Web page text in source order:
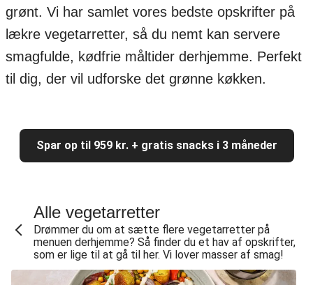
grønt. Vi har samlet vores bedste opskrifter på
lækre vegetarretter, så du nemt kan servere
smagfulde, kødfrie måltider derhjemme. Perfekt
til dig, der vil udforske det grønne køkken.
Spar op til 959 kr. + gratis snacks i 3 måneder
Alle vegetarretter
Drømmer du om at sætte flere vegetarretter på
menuen derhjemme? Så finder du et hav af opskrifter,
som er lige til at gå til her. Vi lover masser af smag!